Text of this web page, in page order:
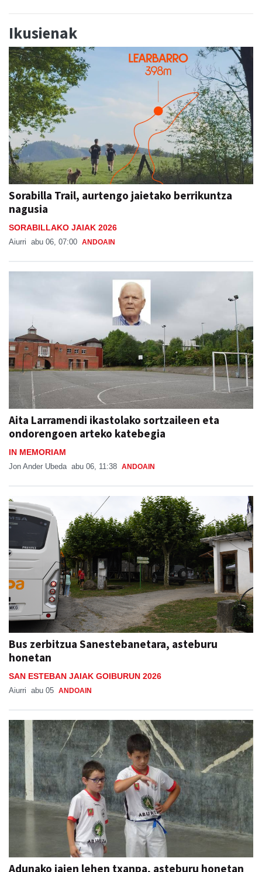
Ikusienak
Sorabilla Trail, aurtengo jaietako berrikuntza
nagusia
SORABILLAKO JAIAK 2026
Aiurri abu 06, 07:00 ANDOAIN
Aita Larramendi ikastolako sortzaileen eta
ondorengoen arteko katebegia
IN MEMORIAM
Jon Ander Ubeda abu 06, 11:38 ANDOAIN
Bus zerbitzua Sanestebanetara, asteburu
honetan
SAN ESTEBAN JAIAK GOIBURUN 2026
Aiurri abu 05 ANDOAIN
Adunako jaien lehen txanpa, asteburu honetan